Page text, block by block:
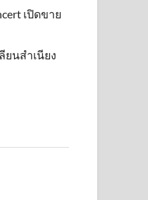
เปิดขาย
ยนสำเนียง